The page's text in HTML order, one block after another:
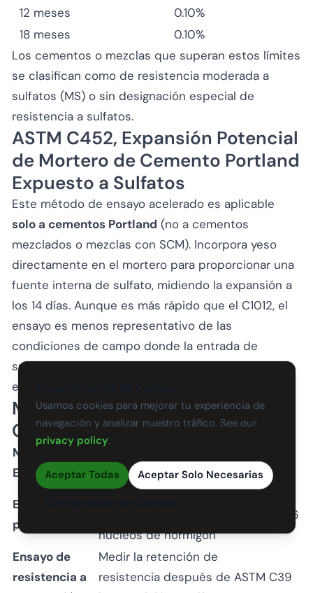
12 meses
0.10%
18 meses
0.10%
Los cementos o mezclas que superan estos límites
se clasifican como de resistencia moderada a
sulfatos (MS) o sin designación especial de
resistencia a sulfatos.
ASTM C452, Expansión Potencial
de Mortero de Cemento Portland
Expuesto a Sulfatos
Este método de ensayo acelerado es aplicable
solo a cementos Portland (no a cementos
mezclados o mezclas con SCM). Incorpora yeso
directamente en el mortero para proporcionar una
fuente interna de sulfato, midiendo la expansión a
los 14 días. Aunque es más rápido que el C1012, el
ensayo es menos representativo de las
condiciones de campo donde la entrada de
sulfatos ocurre gradualmente desde fuentes
externas.
Métodos de Ensayo
Complementarios
Método de
Ensayo
Propósito Norma
Examen
petrográfico
Identificar etringita,
núcleos de hormigón
ASTM C856
Ensayo de
resistencia a
Medir la retención de
resistencia después de ASTM C39
Usamos cookies para mejorar tu experiencia de
navegación y analizar nuestro tráfico. See our
privacy policy.
Aceptar Todas
Aceptar Solo Necesarias